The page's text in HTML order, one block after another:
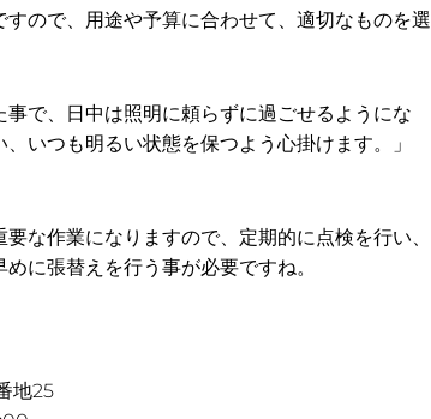
ので、用途や予算に合わせて、適切なものを選
で、日中は照明に頼らずに過ごせるようにな
いつも明るい状態を保つよう心掛けます。」
な作業になりますので、定期的に点検を行い、
に張替えを行う事が必要ですね。
地25